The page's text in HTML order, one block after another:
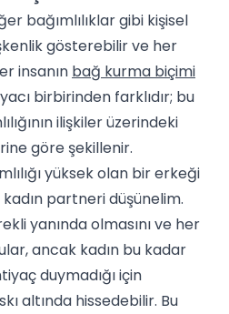
bağımlılıklar gibi kişisel
gösterebilir ve her
insanın bağ kurma biçimi
birbirinden farklıdır; bu
ilişkiler üzerindeki
göre şekillenir.
yüksek olan bir erkeği
partneri düşünelim.
yanında olmasını ve her
ancak kadın bu kadar
duymadığı için
altında hissedebilir. Bu